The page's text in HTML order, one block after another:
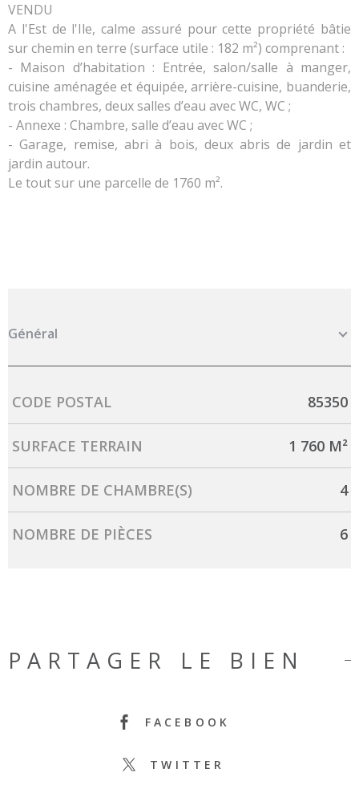
VENDU
A l'Est de l'Ile, calme assuré pour cette propriété bâtie
sur chemin en terre (surface utile : 182 m²) comprenant :
- Maison d’habitation : Entrée, salon/salle à manger,
cuisine aménagée et équipée, arrière-cuisine, buanderie,
trois chambres, deux salles d’eau avec WC, WC ;
- Annexe : Chambre, salle d’eau avec WC ;
- Garage, remise, abri à bois, deux abris de jardin et
jardin autour.
Le tout sur une parcelle de 1760 m².
Général
Caractérisque Valeurs
CODE POSTAL 85350
SURFACE TERRAIN 1 760 M²
NOMBRE DE CHAMBRE(S) 4
NOMBRE DE PIÈCES 6
PARTAGER LE BIEN
FACEBOOK
TWITTER